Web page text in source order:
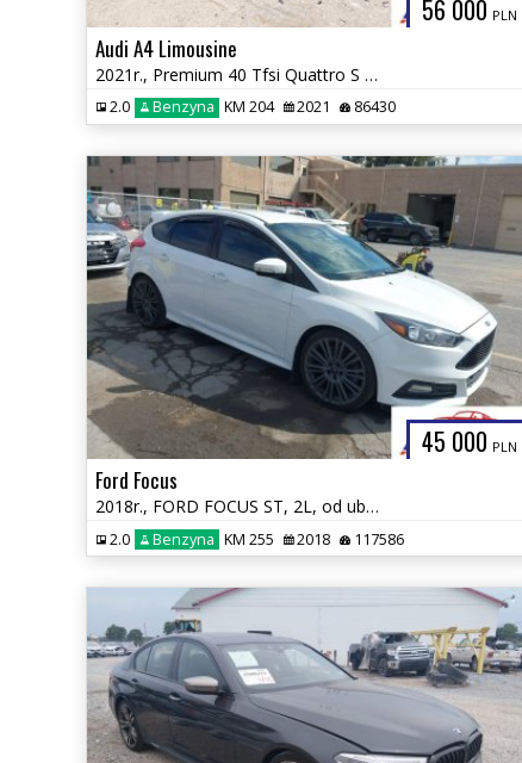
56 000 PLN
Audi A4 Limousine
2021r., Premium 40 Tfsi Quattro S Tronic, 2L, od ubezpieczalni
2.0 Benzyna KM 204 2021 86430
45 000 PLN
Ford Focus
2018r., FORD FOCUS ST, 2L, od ubezpieczalni
2.0 Benzyna KM 255 2018 117586